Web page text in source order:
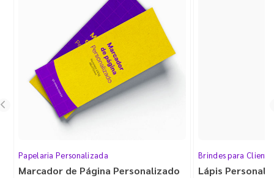
Papelaria Personalizada
Marcador de Página Personalizado
Brindes para
Lápis